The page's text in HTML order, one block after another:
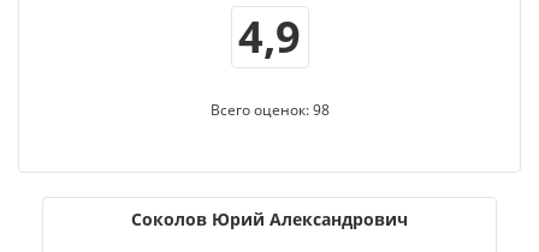
4,9
Всего оценок: 98
Дмитро